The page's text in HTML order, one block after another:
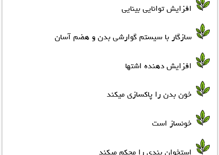
افزایش توانایی بینایی
سازگار با سیستم گوارشی بدن و هضم آسان
افزایش دهنده اشتها
خون بدن را پاکسازی میکند
خونساز است
استخوان بندی را محکم میکند